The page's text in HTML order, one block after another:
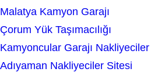
Malatya Kamyon Garajı
Çorum Yük Taşımacılığı
Kamyoncular Garajı Nakliyeciler
Adıyaman Nakliyeciler Sitesi